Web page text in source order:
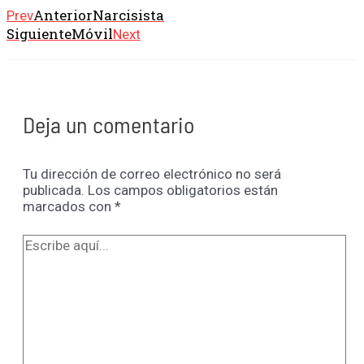
PrevAnteriorNarcisista
SiguienteMóvilNext
Deja un comentario
Tu dirección de correo electrónico no será
publicada. Los campos obligatorios están
marcados con *
Escribe